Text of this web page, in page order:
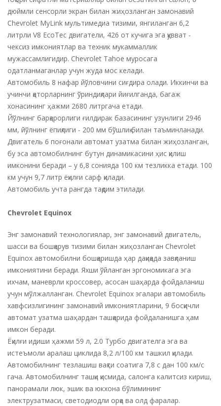
дюймли сенсорли экран билан жиҳозланган замонавий
Chevrolet MyLink мультимедиа тизими, янгиланган 6,2
литрли V8 EcoTec двигатели, 426 от кучига эга қувват -
чексиз имкониятлар ва техник мукаммаллик
мужассамлигидир. Chevrolet Tahoe муросага
одатланмаганлар учун жуда мос келади.
Автомобиль 8 нафар йўловчини сиғдира олади. Иккинчи ва
учинчи қаторларнинг ўриндиқлари йиғилганда, багаж
хонасининг ҳажми 2680 литргача етади.
Йўлнинг барқарорлиги ғилдирак базасининг узунлиги 2946
мм, йўлнинг ёпиқлиги - 200 мм бўшлиқ билан таъминланади.
Двигатель 6 поғонали автомат узатма билан жиҳозланган,
бу эса автомобилнинг бутун динамикасини ҳис қилиш
имконини беради – у 6,8 сонияда 100 км тезликка етади. 100
км учун 9,7 литр ёқилғи сарф қилади.
Автомобиль учта рангда тақдим этилади.
Chevrolet Equinox
Энг замонавий технологиялар, энг замонавий двигатель,
шасси ва бошқарув тизими билан жиҳозланган Chevrolet
Equinox автомобилни бошқаришда ҳар дақиқада завқланиш
имкониятини беради. Яхши ўйланган эргономикага эга
ихчам, маневрли кроссовер, асосан шаҳарда фойдаланиш
учун мўлжалланган. Chevrolet Equinox эгалари автомобиль
хавфсизлигининг замонавий имкониятларини, 9 босқичли
автомат узатма шаҳардан ташқарида фойдаланишга ҳам
имкон беради.
Ёқилғи идиши ҳажми 59 л, 2.0 Турбо двигателга эга ва
истеъмоли аралаш циклида 8,2 л/100 км ташкил қилади.
Автомобилнинг тезлашиш вақти соатига 7,8 с дан 100 км/с
гача. Автомобилнинг ташқи қисмида, салонга калитсиз кириш,
панорамали люк, эшик ва юкхона бўлимининг
электрузатмаси, светодиодли орқа ва олд фаралар.